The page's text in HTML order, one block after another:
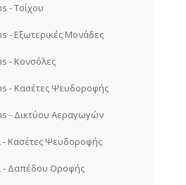
- Τοίχου
- Εξωτερικές Μονάδες
- Κονσόλες
- Κασέτες Ψευδοροφής
- Δικτύου Αεραγωγών
- Κασέτες Ψευδοροφής
- Δαπέδου Οροφής